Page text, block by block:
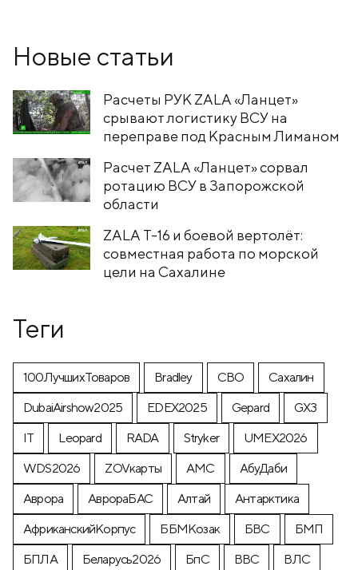
Новые статьи
Расчеты РУК ZALA «Ланцет»
срывают логистику ВСУ на
переправе под Красным Лиманом
Расчет ZALA «Ланцет» сорвал
ротацию ВСУ в Запорожской
области
ZALA T-16 и боевой вертолёт:
совместная работа по морской
цели на Сахалине
Теги
100ЛучшихТоваров Bradley CВО
Cахалин
DubaiAirshow2025
EDEX2025 Gepard
GX3
IT
Leopard RADA Stryker
UMEX2026
WDS2026
ZOVкарты АМС
АбуДаби
Аврора
АврораБАС Алтай
Антарктика
АфриканскийКорпус
ББМКозак БВС
БМП
БПЛА
Беларусь2026 БпС ВВС
ВЛС